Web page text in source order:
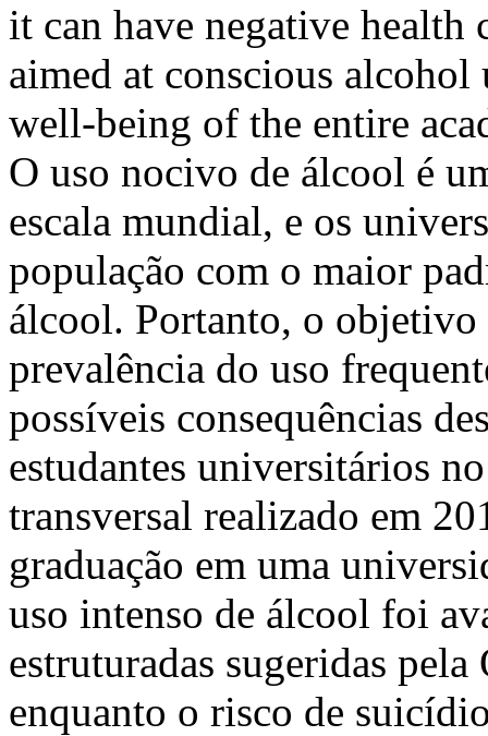
it can have negative health
aimed at conscious
well-being of the entire
O uso nocivo de álcool é
escala mundial, e os
população com o maior
álcool. Portanto, o objetivo
prevalência do uso
possíveis consequências
estudantes universitários
transversal realizado em
graduação em uma
uso intenso de álcool foi
estruturadas sugeridas
enquanto o risco de